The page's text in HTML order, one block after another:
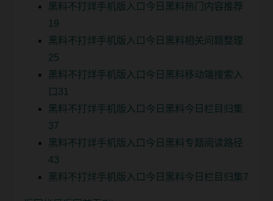
黑料不打烊手机版入口今日黑料热门内容推荐
19
黑料不打烊手机版入口今日黑料相关问题整理
25
黑料不打烊手机版入口今日黑料移动端搜索入
口31
黑料不打烊手机版入口今日黑料今日栏目归集
37
黑料不打烊手机版入口今日黑料专题阅读路径
43
黑料不打烊手机版入口今日黑料今日栏目归集7